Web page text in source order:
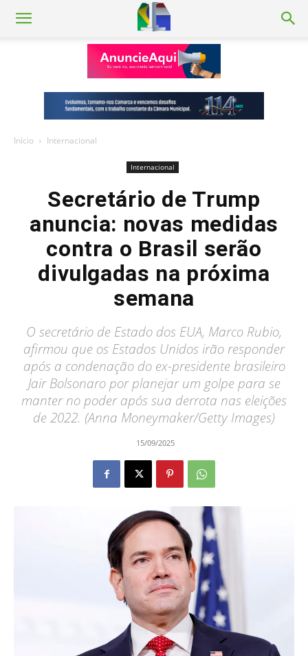
Início Internacional
Internacional
Secretário de Trump
anuncia: novas medidas
contra o Brasil serão
divulgadas na próxima
semana
O secretário de Estado dos EUA, Marco Rubio,
afirmou que os Estados Unidos irão responder
após a condenação do ex-presidente brasileiro
Jair Bolsonaro por planejar um golpe para se
manter no poder após sua derrota nas eleições
de 2022. (Anna Moneymaker/Getty Images)
15/09/2025